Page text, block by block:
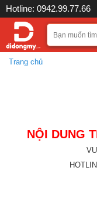
Hotline: 0942.99.77.66
Trang chủ
NỘI DUNG